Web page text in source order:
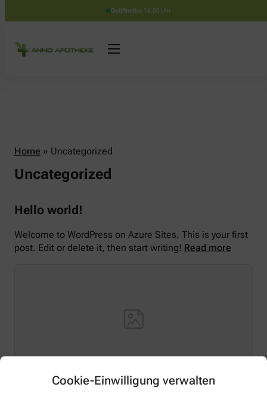
Cookie-Einwilligung verwalten
Geöffnetbis 18:00 Uhr
Home » Uncategorized
Uncategorized
Hello world!
Welcome to WordPress on Azure Sites. This is your first
post. Edit or delete it, then start writing! Read more